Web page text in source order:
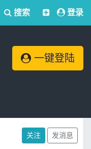
搜索 登录
一键登陆
关注 发消息